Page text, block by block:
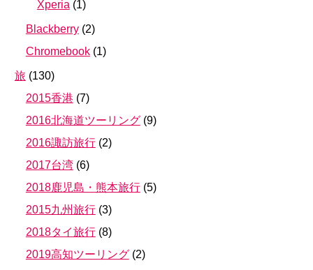
Xperia (1)
Blackberry (2)
Chromebook (1)
旅 (130)
2015香港 (7)
2016北海道ツーリング (9)
2016諏訪旅行 (2)
2017台湾 (6)
2018鹿児島・熊本旅行 (5)
2015九州旅行 (3)
2018タイ旅行 (8)
2019高知ツーリング (2)